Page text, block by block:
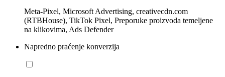
Meta-Pixel, Microsoft Advertising, creativecdn.com
(RTBHouse), TikTok Pixel, Preporuke proizvoda temeljene
na klikovima, Ads Defender
Napredno praćenje konverzija